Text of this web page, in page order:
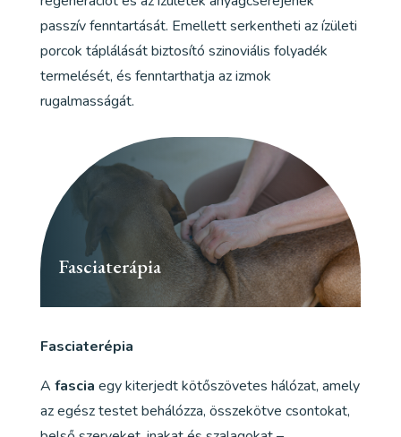
passzív fenntartását. Emellett serkentheti az ízületi
porcok táplálását biztosító szinoviális folyadék
termelését, és fenntarthatja az izmok
rugalmasságát.
Fasciaterápia
Fasciaterépia
A fascia egy kiterjedt kötőszövetes hálózat, amely
az egész testet behálózza, összekötve csontokat,